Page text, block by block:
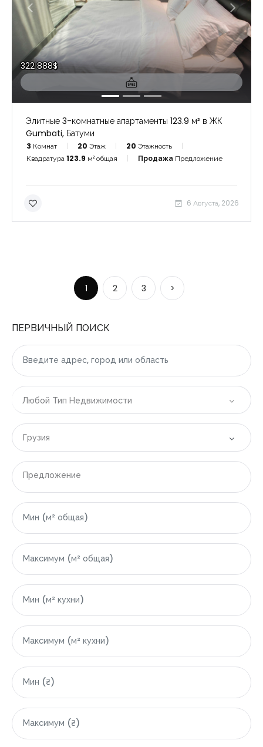
322 888$
Элитные 3-комнатные апартаменты 123.9 м² в ЖК
Gumbati, Батуми
3 Комнат 20 Этаж 20 Этажность
Квадратура123.9 м² общая Продажа Предложение
6 Августа, 2026
1 2 3 >
ПЕРВИЧНЫЙ ПОИСК
Любой Тип Недвижимости
Грузия
|-Болгария
|-Бургасская область
|-Свети-Влас
|-Варна
|-Область Аджарской Автономной Республики
|-Гонио
|-Кобулети
Предложение